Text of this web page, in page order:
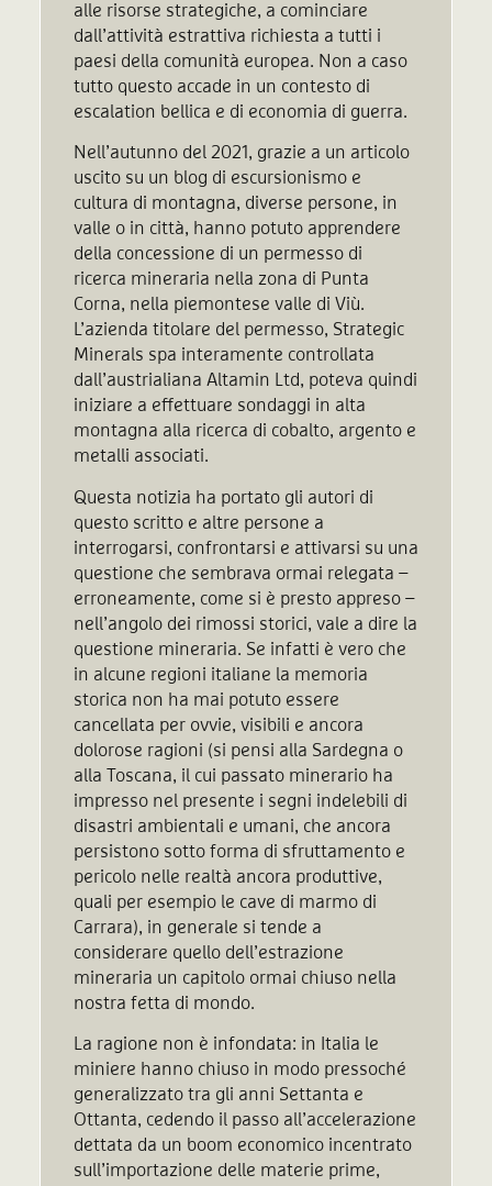
alle risorse strategiche, a cominciare
dall’attività estrattiva richiesta a tutti i
paesi della comunità europea. Non a caso
tutto questo accade in un contesto di
escalation bellica e di economia di guerra.
Nell’autunno del 2021, grazie a un articolo
uscito su un blog di escursionismo e
cultura di montagna, diverse persone, in
valle o in città, hanno potuto apprendere
della concessione di un permesso di
ricerca mineraria nella zona di Punta
Corna, nella piemontese valle di Viù.
L’azienda titolare del permesso, Strategic
Minerals spa interamente controllata
dall’austrialiana Altamin Ltd, poteva quindi
iniziare a effettuare sondaggi in alta
montagna alla ricerca di cobalto, argento e
metalli associati.
Questa notizia ha portato gli autori di
questo scritto e altre persone a
interrogarsi, confrontarsi e attivarsi su una
questione che sembrava ormai relegata –
erroneamente, come si è presto appreso –
nell’angolo dei rimossi storici, vale a dire la
questione mineraria. Se infatti è vero che
in alcune regioni italiane la memoria
storica non ha mai potuto essere
cancellata per ovvie, visibili e ancora
dolorose ragioni (si pensi alla Sardegna o
alla Toscana, il cui passato minerario ha
impresso nel presente i segni indelebili di
disastri ambientali e umani, che ancora
persistono sotto forma di sfruttamento e
pericolo nelle realtà ancora produttive,
quali per esempio le cave di marmo di
Carrara), in generale si tende a
considerare quello dell’estrazione
mineraria un capitolo ormai chiuso nella
nostra fetta di mondo.
La ragione non è infondata: in Italia le
miniere hanno chiuso in modo pressoché
generalizzato tra gli anni Settanta e
Ottanta, cedendo il passo all’accelerazione
dettata da un boom economico incentrato
sull’importazione delle materie prime,